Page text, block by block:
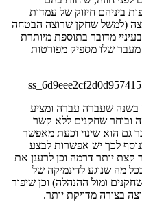
ביניהם חיזוק של עמדות
(למשל שחקן שרוצה הבטחה
מדובר בתוספת מיותרת
שלו מספיק מפורטות
בשנה שעברה עברה ומציע
ובוחר שחקנים ללא קשר
גם הוא שינוי וכעת מאפשר
לכך יש אפשרות לבצע
קצת יותר דרמה וכן לרענן את
מה שנוגע לדינמיקה של
ומול ההנהלה) וכן שיפור
בצורה מדויקת יותר.